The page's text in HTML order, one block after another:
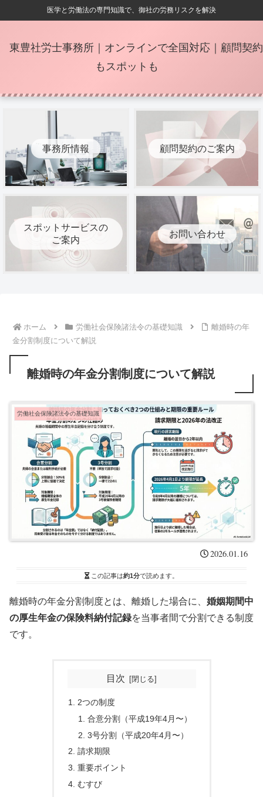
医学と労働法の専門知識で、御社の労務リスクを解決
東豊社労士事務所｜オンラインで全国対応｜顧問契約
もスポットも
事務所情報 顧問契約のご案内
スポットサービスの
ご案内
お問い合わせ
ホーム 労働社会保険諸法令の基礎知識
離婚時の年
金分割制度について解説
離婚時の年金分割制度について解説
労働社会保険諸法令の基礎知識
2026.01.16
この記事は約1分で読めます。
離婚時の年金分割制度とは、離婚した場合に、 婚姻期間中
の厚生年金の保険料納付記録を当事者間で分割できる制度
です。
目次
2つの制度
合意分割（平成19年4月〜）
3号分割（平成20年4月〜）
請求期限
重要ポイント
むすび